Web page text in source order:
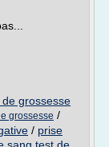
grossesse
grossesse /
/ prise